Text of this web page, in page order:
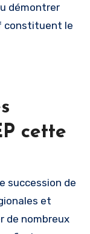
démontrer
constituent le
cette
succession de
et
de nombreux